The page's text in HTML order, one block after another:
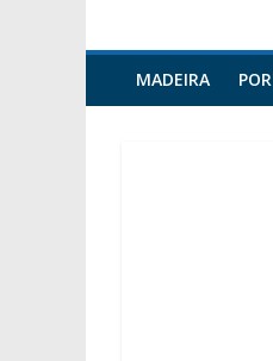
MADEIRA